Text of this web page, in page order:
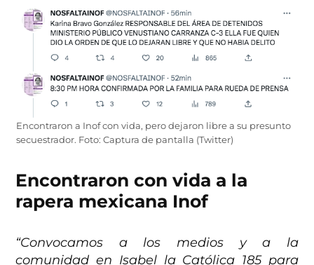
Encontraron a Inof con vida, pero dejaron libre a su presunto
secuestrador. Foto: Captura de pantalla (Twitter)
Encontraron con vida a la
rapera mexicana Inof
“Convocamos a los medios y a la
comunidad en Isabel la Católica 185 para